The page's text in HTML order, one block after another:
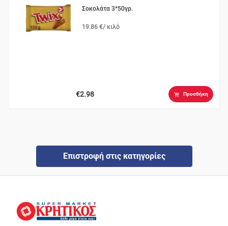
Σοκολάτα 3*50γρ.
19.86 €/ κιλό
€2.98 Προσθήκη
Επιστροφή στις κατηγορίες